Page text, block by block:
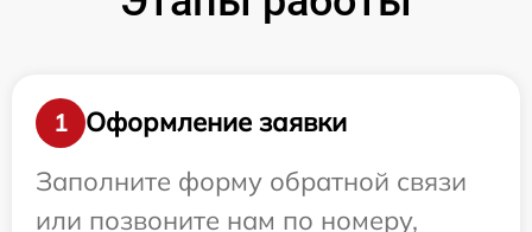
1
Оформление заявки
Заполните форму обратной связи
или позвоните нам по номеру,